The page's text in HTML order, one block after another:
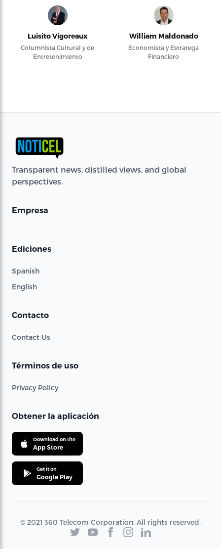
Luisito Vigoreaux
Columnista Cultural y de
Entretenimiento
William Maldonado
Economista y Estratega
Financiero
Transparent news, distilled views, and global
perspectives.
Empresa
Ediciones
Spanish
English
Contacto
Contact Us
Términos de uso
Privacy Policy
Obtener la aplicación
Download on the
App Store
Get it on
Google Play
© 2021 360 Telecom Corporation. All rights reserved.